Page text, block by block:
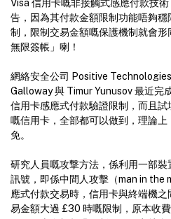
Visa 信用卡嘅非接觸式感應付款技
告，因為其付款金額限制功能唔夠
制，限制交易金額嘅保護機制就會形
無限簽帳」喇！
網絡安全公司 Positive
Galloway 與 Timur Yunusov 最近完
信用卡感應式付款驗證限制，而且
嘅信用卡，全部都可以做到，理論
免。
研究人員嘅攻撃方法，係利用一部
訊號，即係中間人攻擊（man in
應式付款交易時，信用卡與終端機
易金額大過 £30 時嘅限制，原本收